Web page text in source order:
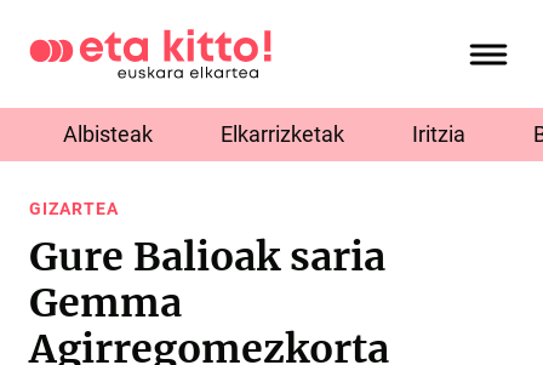
Albisteak Elkarrizketak Iritzia
GIZARTEA
Gure Balioak saria
Gemma
Agirregomezkorta